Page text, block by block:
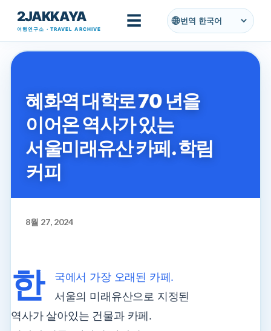
기본 콘텐츠로 건너뛰기
2JAKKAYA
여행연구소 · TRAVEL ARCHIVE ☰ 번역
혜화역 대학로 70 년을
이어온 역사가 있는
서울미래유산 카페. 학림
커피
8월 27, 2024
한
국에서 가장 오래된 카페.
서울의 미래유산으로 지정된
역사가 살아있는 건물과 카페.